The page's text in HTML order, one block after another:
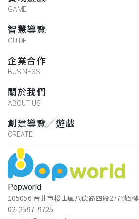
Popworld
105056 台北市松山區八德路四段277號5樓
02-2597-9725
GAME
智慧導覽
GUIDE
企業合作
BUSINESS
關於我們
ABOUT US
創建導覽／遊戲
CREATE